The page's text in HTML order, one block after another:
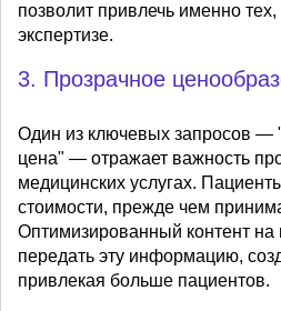
позволит привлечь именно
экспертизе.
3. Прозрачное
Один из ключевых запросов —
цена" — отражает важность
медицинских услугах.
стоимости, прежде чем
Оптимизированный контент
передать эту информацию,
привлекая больше пациентов.